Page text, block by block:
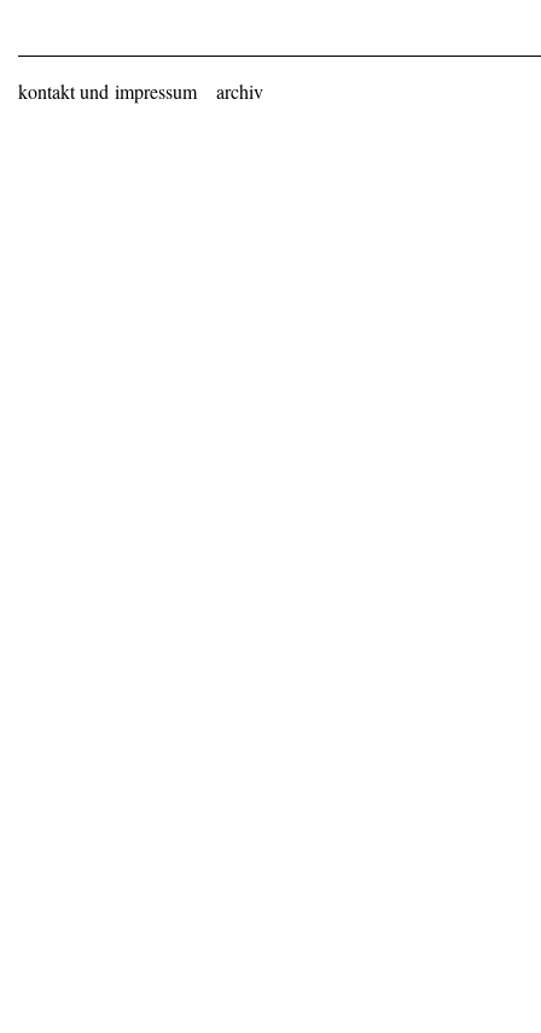
kontakt und impressum archiv